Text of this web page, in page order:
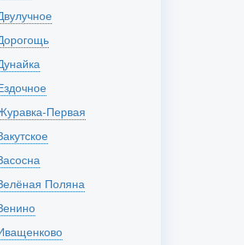
Двулучное
Дорогощь
Дунайка
Ездочное
Журавка-Первая
Закутское
Засосна
Зелёная Поляна
Зенино
Иващенково